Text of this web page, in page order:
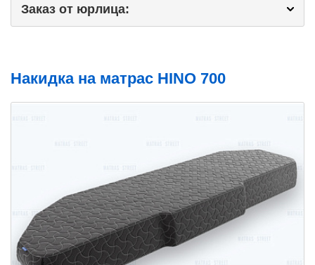
Заказ от юрлица:
Накидка на матрас HINO 700